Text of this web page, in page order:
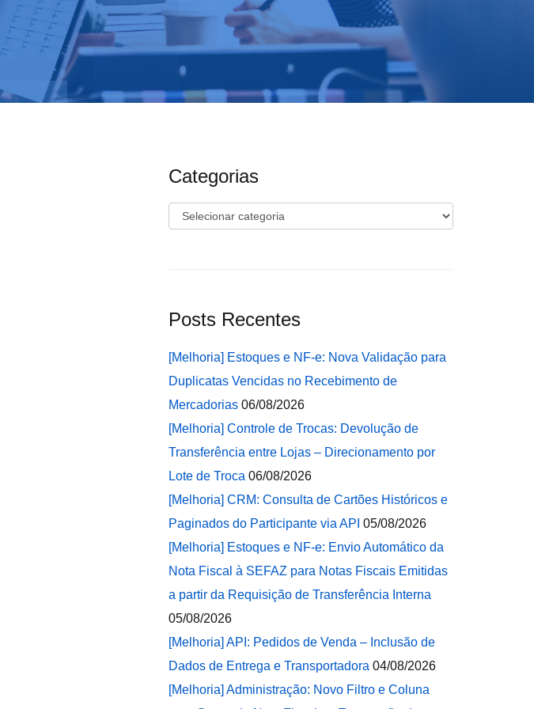
Categorias
Categorias
Posts Recentes
[Melhoria] Estoques e NF-e: Nova Validação para
Duplicatas Vencidas no Recebimento de
Mercadorias 06/08/2026
[Melhoria] Controle de Trocas: Devolução de
Transferência entre Lojas – Direcionamento por
Lote de Troca 06/08/2026
[Melhoria] CRM: Consulta de Cartões Históricos e
Paginados do Participante via API 05/08/2026
[Melhoria] Estoques e NF-e: Envio Automático da
Nota Fiscal à SEFAZ para Notas Fiscais Emitidas
a partir da Requisição de Transferência Interna
05/08/2026
[Melhoria] API: Pedidos de Venda – Inclusão de
Dados de Entrega e Transportadora 04/08/2026
[Melhoria] Administração: Novo Filtro e Coluna